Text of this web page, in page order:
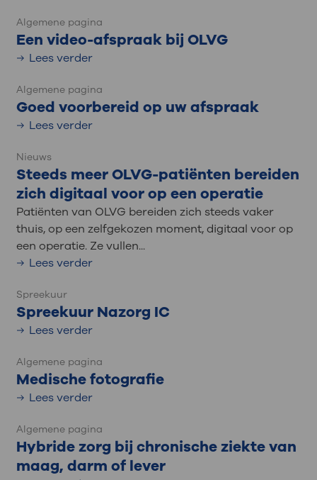
Algemene pagina
Een video-afspraak bij OLVG
Lees verder
Algemene pagina
Goed voorbereid op uw afspraak
Lees verder
Nieuws
Steeds meer OLVG-patiënten bereiden
zich digitaal voor op een operatie
Patiënten van OLVG bereiden zich steeds vaker
thuis, op een zelfgekozen moment, digitaal voor op
een operatie. Ze vullen...
Lees verder
Spreekuur
Spreekuur Nazorg IC
Lees verder
Algemene pagina
Medische fotografie
Lees verder
Algemene pagina
Hybride zorg bij chronische ziekte van
maag, darm of lever